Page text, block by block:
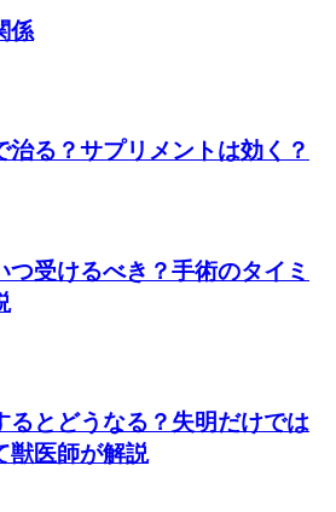
係
治る？サプリメントは効く？
つ受けるべき？手術のタイミ
るとどうなる？失明だけでは
獣医師が解説